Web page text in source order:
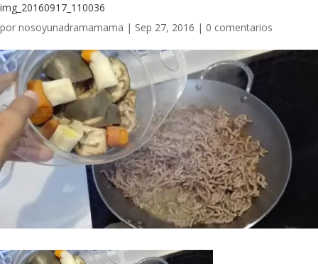
img_20160917_110036
por nosoyunadramamama | Sep 27, 2016 | 0 comentarios